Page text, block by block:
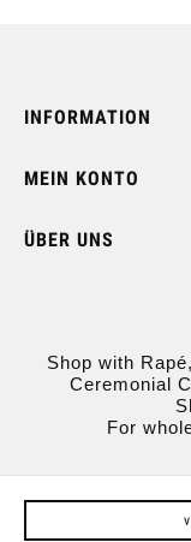
INFORMATION
MEIN KONTO
ÜBER UNS
Shop with
Ceremonial
For